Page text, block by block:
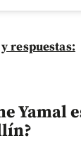
respuestas:
Yamal